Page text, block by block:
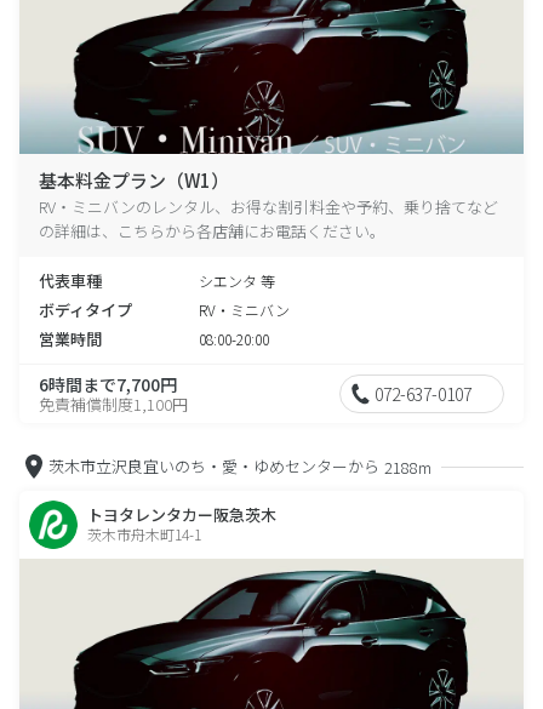
基本料金プラン（W1）
RV・ミニバンのレンタル、お得な割引料金や予約、乗り捨てなど
の詳細は、こちらから各店舗にお電話ください。
代表車種 シエンタ 等
ボディタイプ RV・ミニバン
営業時間 08:00-20:00
6時間まで7,700円
免責補償制度1,100円 072-637-0107
茨木市立沢良宜いのち・愛・ゆめセンターから 2188m
トヨタレンタカー阪急茨木
茨木市舟木町14-1